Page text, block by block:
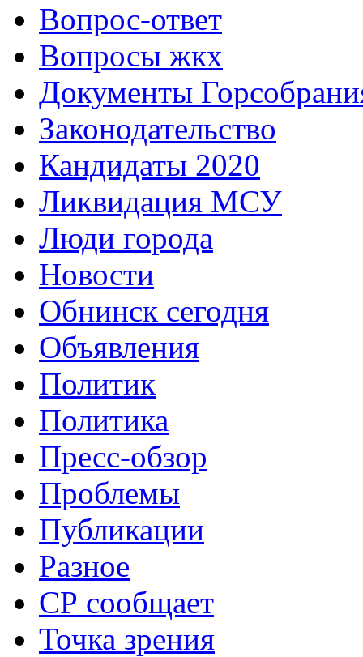
Вопрос-ответ
Вопросы жкх
Документы
Законодательство
Кандидаты 2020
Ликвидация МСУ
Люди города
Новости
Обнинск сегодня
Объявления
Политик
Политика
Пресс-обзор
Проблемы
Публикации
Разное
СР сообщает
Точка зрения